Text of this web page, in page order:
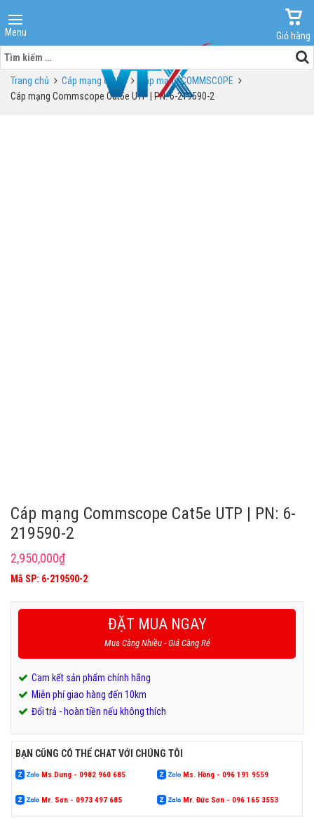
Menu
Giỏ hàng
Tìm
kiếm
cho:Trang chủ Cáp mạng cat5e
Cáp mạng COMMSCOPE
Cáp mạng Commscope Cat5e UTP | PN: 6-219590-2
Cáp mạng Commscope Cat5e UTP | PN: 6-
219590-2
2,950,000₫
Mã SP: 6-219590-2
ĐẶT MUA NGAY
Mua Càng Nhiều - Giá Càng Rẻ
Cam kết sản phẩm chính hãng
Miễn phí giao hàng đến 10km
Đổi trả - hoàn tiền nếu không thích
BẠN CŨNG CÓ THỂ CHAT VỚI CHÚNG TÔI
Ms.Dung - 0982 960 685 Ms. Hồng - 096 191 9559
Mr. Sơn - 0973 497 685 Mr. Đức Sơn - 096 165 3553